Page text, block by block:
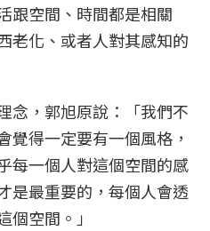
跟空間、時間都是相關
老化、或者人對其感知的
念，郭旭原說：「我們不
覺得一定要有一個風格，
每一個人對這個空間的感
是最重要的，每個人會透
個空間。」